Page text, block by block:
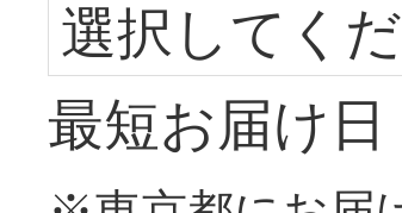
選択してく
最短お届け日